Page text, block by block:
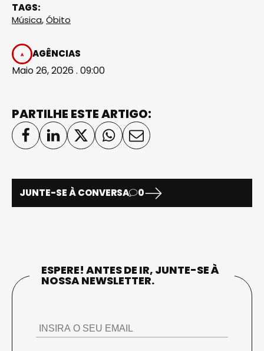
TAGS:
Música,Óbito
AGÊNCIAS
Maio 26, 2026 . 09:00
PARTILHE ESTE ARTIGO:
JUNTE-SE À CONVERSA 0
ESPERE! ANTES DE IR, JUNTE-SE À
NOSSA NEWSLETTER.